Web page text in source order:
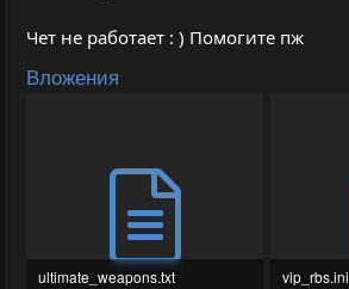
Чет не работает : ) Помогите пж
Вложения
ultimate_weapons.txt
vip_rbs.ini